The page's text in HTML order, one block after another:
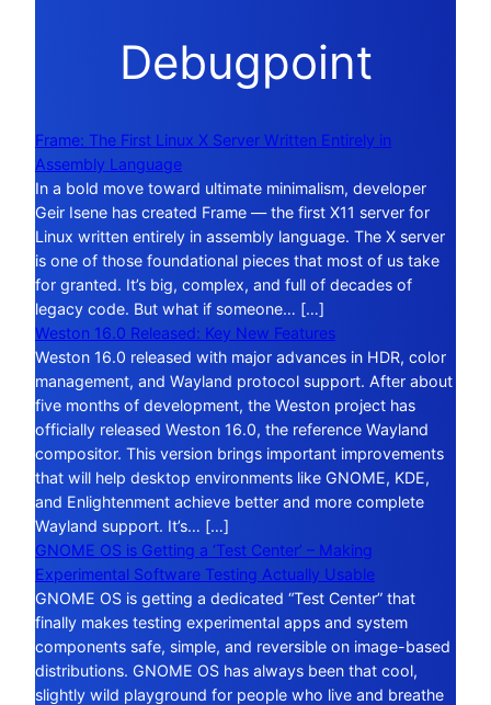
Debugpoint
Frame: The First Linux X Server Written Entirely in
Assembly Language
In a bold move toward ultimate minimalism, developer
Geir Isene has created Frame — the first X11 server for
Linux written entirely in assembly language. The X server
is one of those foundational pieces that most of us take
for granted. It’s big, complex, and full of decades of
legacy code. But what if someone… […]
Weston 16.0 Released: Key New Features
Weston 16.0 released with major advances in HDR, color
management, and Wayland protocol support. After about
five months of development, the Weston project has
officially released Weston 16.0, the reference Wayland
compositor. This version brings important improvements
that will help desktop environments like GNOME, KDE,
and Enlightenment achieve better and more complete
Wayland support. It’s… […]
GNOME OS is Getting a ‘Test Center’ – Making
Experimental Software Testing Actually Usable
GNOME OS is getting a dedicated “Test Center” that
finally makes testing experimental apps and system
components safe, simple, and reversible on image-based
distributions. GNOME OS has always been that cool,
slightly wild playground for people who live and breathe